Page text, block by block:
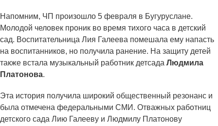
Напомним, ЧП произошло 5 февраля в Бугуруслане.
Молодой человек проник во время тихого часа в детский
сад. Воспитательница Лия Галеева помешала ему напасть
на воспитанников, но получила ранение. На защиту детей
также встала музыкальный работник детсада Людмила
Платонова.
Эта история получила широкий общественный резонанс и
была отмечена федеральными СМИ. Отважных работниц
детского сада Лию Галееву и Людмилу Платонову